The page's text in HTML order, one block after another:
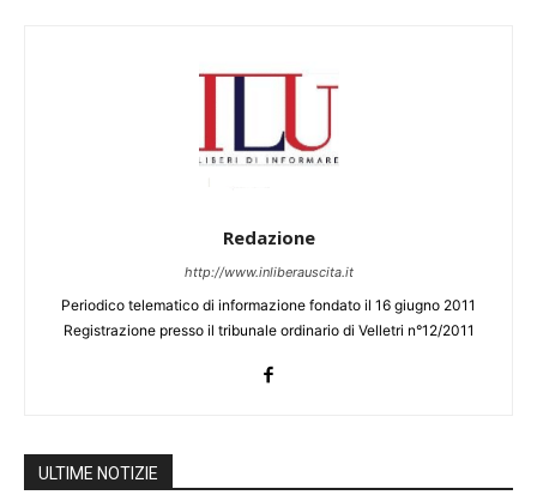
Redazione
http://www.inliberauscita.it
Periodico telematico di informazione fondato il 16 giugno 2011
Registrazione presso il tribunale ordinario di Velletri n°12/2011
ULTIME NOTIZIE